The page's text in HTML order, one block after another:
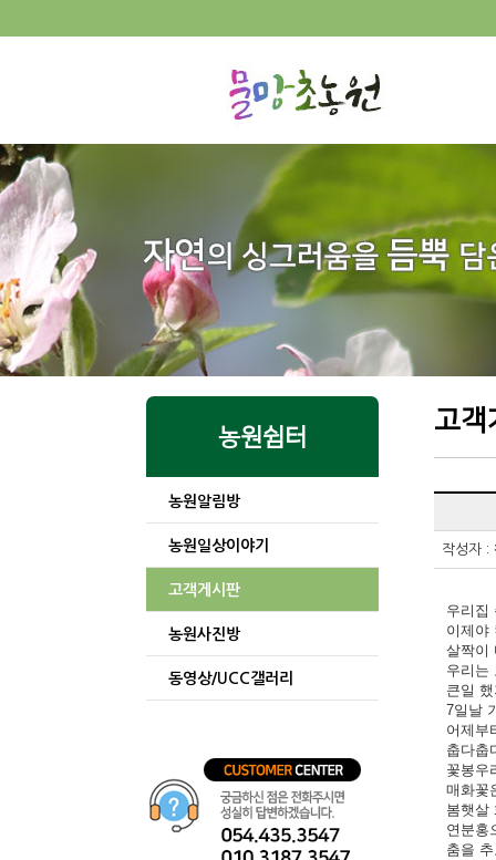
농원쉼터
농원알림방
농원일상이야기
고객게시판
농원사진방
동영상/UCC갤러리
고객
테이블
게시글을
위한
테이블입
작성자 :
우리집
이제야
살짝이
우리는
큰일
7일날
어제부
춥다춥
꽃봉우
매화꽃
봄햇살
연분홍
춤을